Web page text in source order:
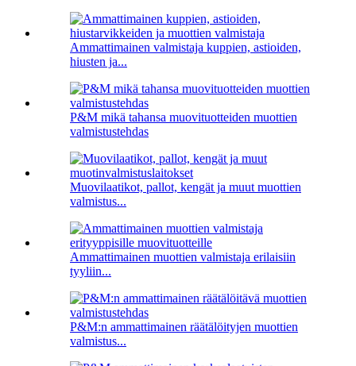
Ammattimainen valmistaja kuppien, astioiden,
hiusten ja...
P&M mikä tahansa muovituotteiden muottien
valmistustehdas
Muovilaatikot, pallot, kengät ja muut muottien
valmistus...
Ammattimainen muottien valmistaja erilaisiin
tyyliin...
P&M:n ammattimainen räätälöityjen muottien
valmistus...